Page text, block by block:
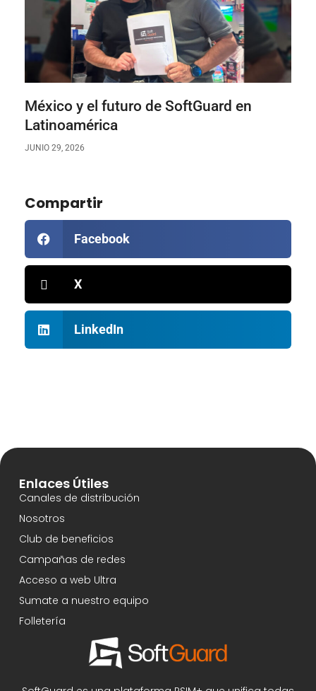
México y el futuro de SoftGuard en
Latinoamérica
JUNIO 29, 2026
Compartir
Facebook
X
LinkedIn
Enlaces Útiles
Canales de distribución
Nosotros
Club de beneficios
Campañas de redes
Acceso a web Ultra
Sumate a nuestro equipo
Folletería